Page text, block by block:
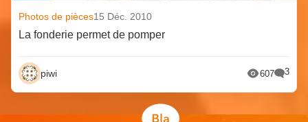
Photos de pièces15 Déc. 2010
La fonderie permet de pomper
piwi 607 3